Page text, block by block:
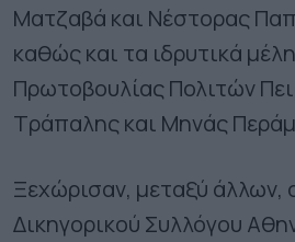
Ματζαβά και Νέστορας
καθώς και τα ιδρυτικά
Πρωτοβουλίας Πολιτών
Τράπαλης και Μηνάς
Ξεχώρισαν, μεταξύ άλλων,
Δικηγορικού Συλλόγου